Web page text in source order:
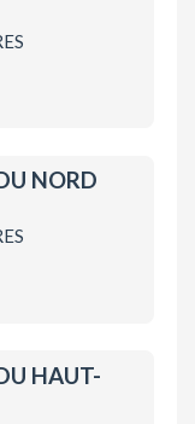
NORD
HAUT-